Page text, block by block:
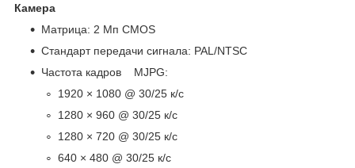
Камера
Матрица: 2 Мп CMOS
Стандарт передачи сигнала: PAL/NTSC
Частота кадров MJPG:
1920 × 1080 @ 30/25 к/с
1280 × 960 @ 30/25 к/с
1280 × 720 @ 30/25 к/с
640 × 480 @ 30/25 к/с